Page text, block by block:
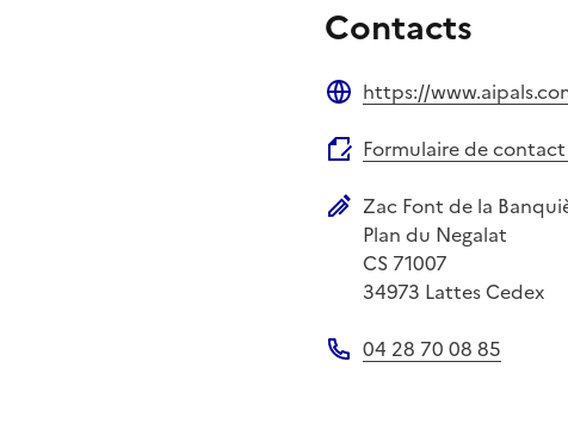
Contacts
https://
Formulaire de contact
Adresse postale
Zac Font de la
Plan du Negalat
CS 71007
34973 Lattes Cedex
04 28 70 08 85